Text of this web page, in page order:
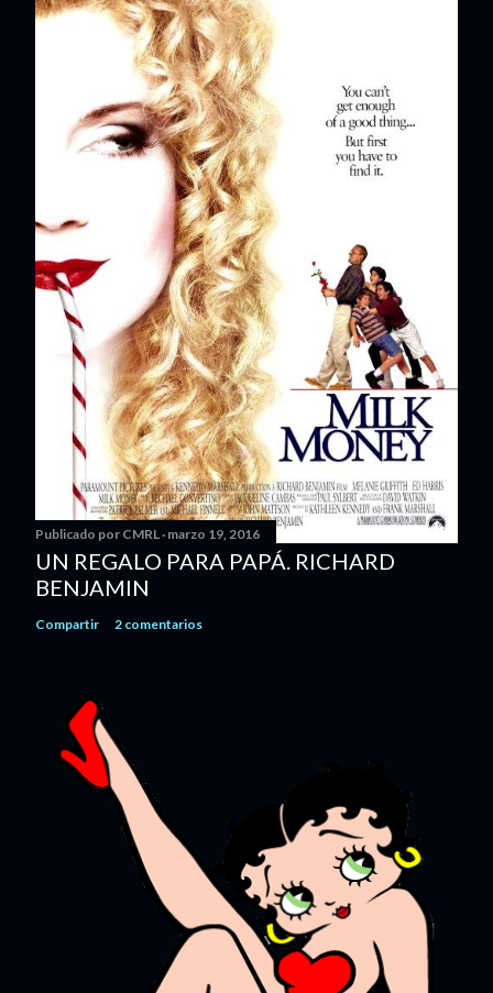
Publicado por CMRL marzo 19, 2016
UN REGALO PARA PAPÁ. RICHARD
BENJAMIN
Compartir 2 comentarios